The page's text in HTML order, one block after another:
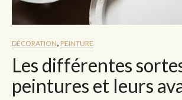
DÉCORATION PEINTURE
Les différentes
peintures et leurs